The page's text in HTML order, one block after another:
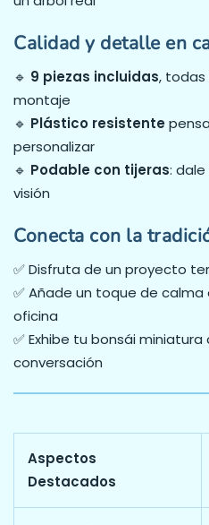
Calidad y detalle en
🔹 9 piezas incluidas, todas
montaje
🔹 Plástico resistente
personalizar
🔹 Podable con tijeras:
visión
Conecta con la
✅ Disfruta de un proyecto
✅ Añade un toque de
oficina
✅ Exhibe tu bonsái
conversación
Aspectos
Destacados